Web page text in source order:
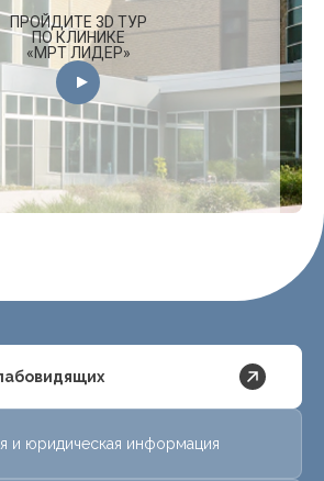
ПРОЙДИТЕ 3D ТУР
ПО КЛИНИКЕ
«МРТ ЛИДЕР»
и юридическая информация